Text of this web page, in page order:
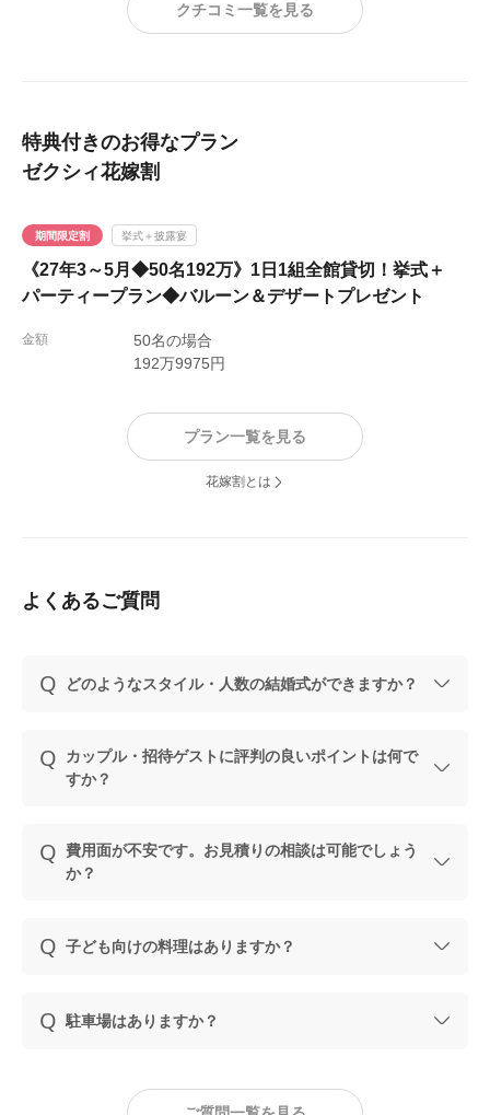
クチコミ一覧を見る
特典付きのお得なプラン
ゼクシィ花嫁割
期間限定割 挙式＋披露宴
《27年3～5月◆50名192万》1日1組全館貸切！挙式＋
パーティープラン◆バルーン＆デザートプレゼント
金額
50名の場合
192万9975円
プラン一覧を見る
花嫁割とは
よくあるご質問
どのようなスタイル・人数の結婚式ができますか？
カップル・招待ゲストに評判の良いポイントは何で
すか？
費用面が不安です。お見積りの相談は可能でしょう
か？
子ども向けの料理はありますか？
駐車場はありますか？